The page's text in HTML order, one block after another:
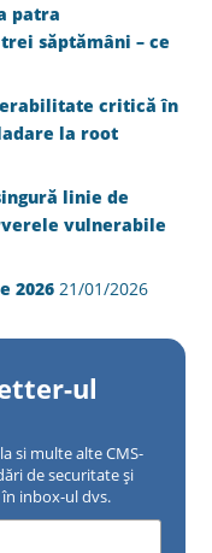
patra
săptămâni – ce
critică în
la root
linie de
vulnerabile
2026 21/01/2026
ul
si multe alte CMS-
de securitate și
inbox-ul dvs.